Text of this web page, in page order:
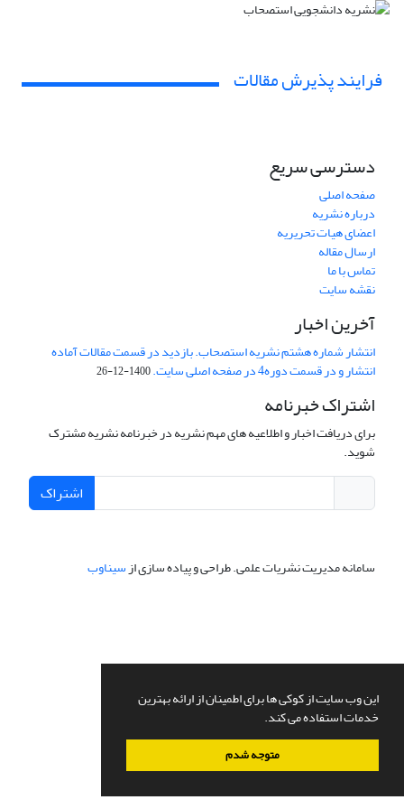
این وب سایت از کوکی ها برای اطمینان از ارائه بهترین
خدمات استفاده می کند.
متوجه شدم
فرایند پذیرش مقالات
دسترسی سریع
صفحه اصلی
درباره نشریه
اعضای هیات تحریریه
ارسال مقاله
تماس با ما
نقشه سایت
آخرین اخبار
انتشار شماره هشتم نشریه استصحاب. بازدید در قسمت مقالات آماده
انتشار و در قسمت دوره4 در صفحه اصلی سایت. 1400-12-26
اشتراک خبرنامه
برای دریافت اخبار و اطلاعیه های مهم نشریه در خبرنامه نشریه مشترک
شوید.
اشتراک
سامانه مدیریت نشریات علمی.طراحی و پیاده سازی ازسیناوب